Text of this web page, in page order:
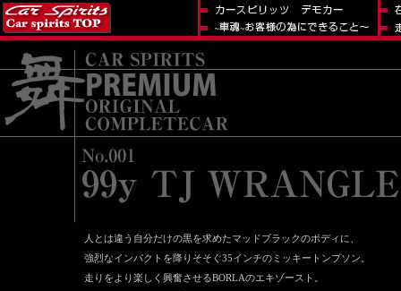
人とは違う自分だけの黒を求めたマッドブラックのボディに、
強烈なインパクトを降りそそぐ35インチのミッキートンプソン。
走りをより楽しく興奮させるBORLAのエキゾースト。